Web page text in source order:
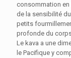
consommation
de la sensibilité
petits
profonde du corps
Le kava a une
le Pacifique y